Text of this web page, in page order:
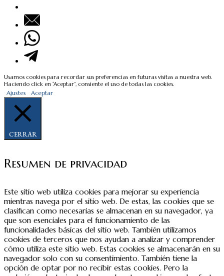
Usamos cookies para recordar sus preferencias en futuras visitas a nuestra web.
Haciendo click en “Aceptar”, consiente el uso de todas las cookies.
Ajustes Aceptar
CERRAR
Resumen de privacidad
Este sitio web utiliza cookies para mejorar su experiencia
mientras navega por el sitio web. De estas, las cookies que se
clasifican como necesarias se almacenan en su navegador, ya
que son esenciales para el funcionamiento de las
funcionalidades básicas del sitio web. También utilizamos
cookies de terceros que nos ayudan a analizar y comprender
cómo utiliza este sitio web. Estas cookies se almacenarán en su
navegador solo con su consentimiento. También tiene la
opción de optar por no recibir estas cookies. Pero la